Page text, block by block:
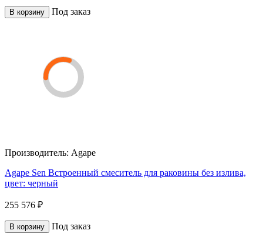
В корзину Под заказ
Производитель: Agape
Agape Sen Встроенный смеситель для раковины без излива,
цвет: черный
255 576 ₽
В корзину Под заказ